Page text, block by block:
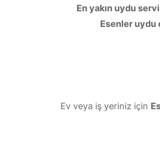
En yakın uydu
Esenler uydu
Ev veya iş yeriniz için